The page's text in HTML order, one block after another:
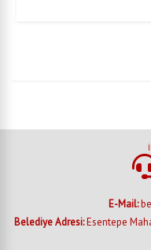
E-Mail:
Belediye Adresi:Esentepe